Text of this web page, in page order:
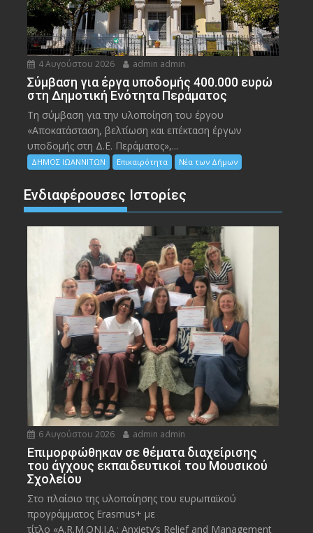
4 Αυγούστου 2026 admin admin
Σύμβαση για έργα υποδομής 400.000 ευρώ
στη Δημοτική Ενότητα Περάματος
Τη σύμβαση για την υλοποίηση του έργου
«Αποκατάσταση, βελτίωση και επέκταση έργων
υποδομής στη Δ.Ε. Περάματος»,...
ΔΗΜΟΣ ΙΩΑΝΝΙΤΩΝ Επικαιρότητα Νέα των Δήμων
Ενδιαφέρουσες Ιστορίες
6 Αυγούστου 2026 admin admin
Eπιμορφώθηκαν σε θέματα διαχείρισης
του άγχους εκπαιδευτικοί του Μουσικού
Σχολείου
Στο πλαίσιο της υλοποίησης του ευρωπαϊκού
προγράμματος Erasmus+ με
τίτλο «A.R.M.ON.I.A.: Anxiety’s Relief and Management